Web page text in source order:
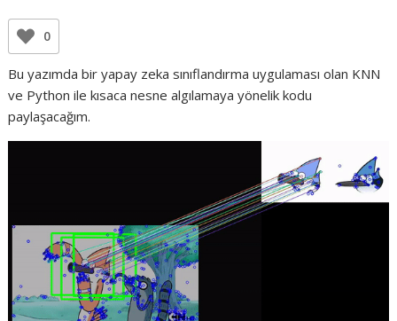
0
Bu yazımda bir yapay zeka sınıflandırma uygulaması olan KNN
ve Python ile kısaca nesne algılamaya yönelik kodu
paylaşacağım.